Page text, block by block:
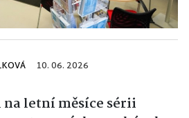
10. 06. 2026
letní měsíce sérii